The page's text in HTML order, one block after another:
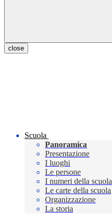
close
Scuola
Panoramica
Presentazione
I luoghi
Le persone
I numeri della scuola
Le carte della scuola
Organizzazione
La storia